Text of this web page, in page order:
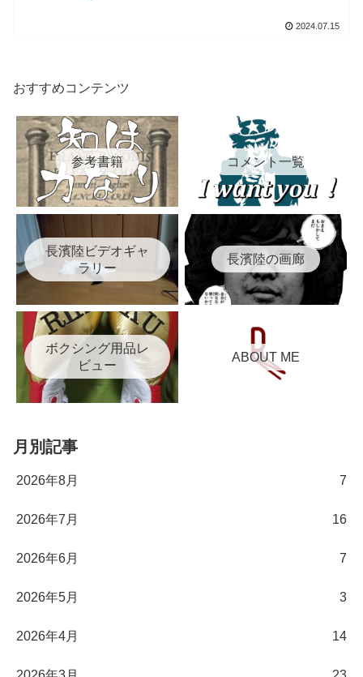
2024.07.15
おすすめコンテンツ
参考書籍 コメント一覧
長濱陸ビデオギャ
ラリー
長濱陸の画廊
ボクシング用品レ
ビュー
ABOUT ME
月別記事
2026年8月 7
2026年7月 16
2026年6月 7
2026年5月 3
2026年4月 14